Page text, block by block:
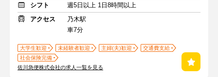
シフト
週5日以上 1日8時間以上
アクセス
乃木駅
車7分
大学生歓迎 未経験者歓迎 主婦(夫)歓迎
交通費支給
社会保険完備
佐川急便株式会社の求人一覧を見る